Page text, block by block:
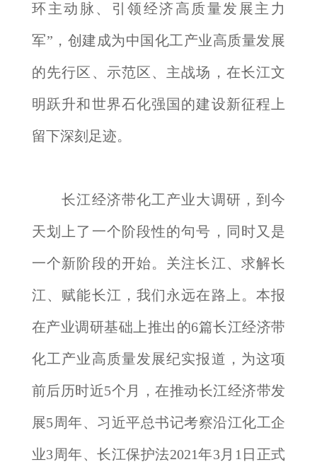
环主动脉、引领经济高质量发展主力
军”，创建成为中国化工产业高质量发展
的先行区、示范区、主战场，在长江文
明跃升和世界石化强国的建设新征程上
留下深刻足迹。
长江经济带化工产业大调研，到今
天划上了一个阶段性的句号，同时又是
一个新阶段的开始。关注长江、求解长
江、赋能长江，我们永远在路上。本报
在产业调研基础上推出的6篇长江经济带
化工产业高质量发展纪实报道，为这项
前后历时近5个月，在推动长江经济带发
展5周年、习近平总书记考察沿江化工企
业3周年、长江保护法2021年3月1日正式